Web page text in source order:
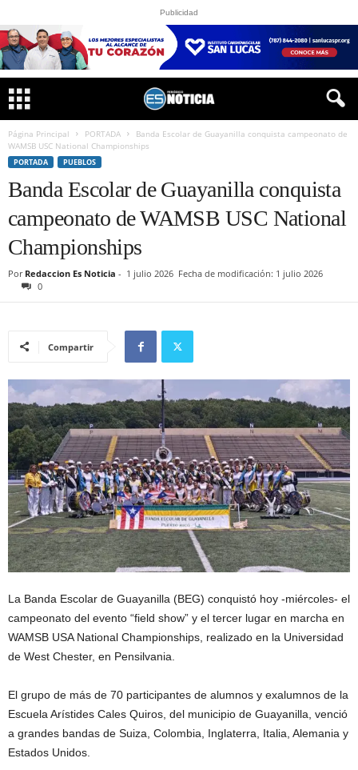
Publicidad
Página Principal PORTADA
Banda Escolar de Guayanilla conquista campeonato de
WAMSB USC National Championships
PORTADA PUEBLOS
Banda Escolar de Guayanilla conquista
campeonato de WAMSB USC National
Championships
Por Redaccion Es Noticia - 1 julio 2026 Fecha de modificación: 1 julio 2026
0
Compartir
La Banda Escolar de Guayanilla (BEG) conquistó hoy -miércoles- el
campeonato del evento “field show” y el tercer lugar en marcha en
WAMSB USA National Championships, realizado en la Universidad
de West Chester, en Pensilvania.
El grupo de más de 70 participantes de alumnos y exalumnos de la
Escuela Arístides Cales Quiros, del municipio de Guayanilla, venció
a grandes bandas de Suiza, Colombia, Inglaterra, Italia, Alemania y
Estados Unidos.